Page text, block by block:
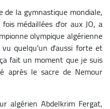
de la gymnastique mondiale,
médaillées d'or aux JO, a
olympique algérienne
quelqu'un d'aussi forte et
fait un moment que je suis
après le sacre de Nemour
algérien Abdelkrim Fergat,